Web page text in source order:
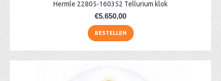
Hermle 22805-160352 Tellurium klok
€5.650,00
BESTELLEN